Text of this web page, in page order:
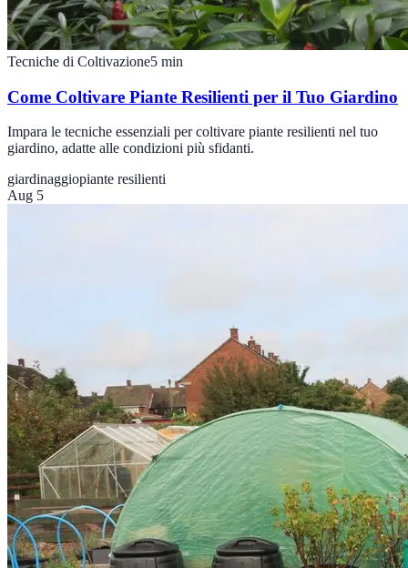
Tecniche di Coltivazione5 min
Come Coltivare Piante Resilienti per il Tuo Giardino
Impara le tecniche essenziali per coltivare piante resilienti nel tuo
giardino, adatte alle condizioni più sfidanti.
giardinaggiopiante resilienti
Aug 5